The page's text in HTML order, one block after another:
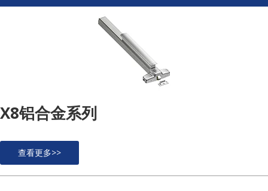
X8铝合金系列
查看更多>>